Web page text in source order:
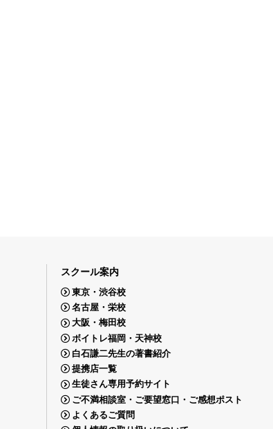
スクール案内
東京・渋谷校
名古屋・栄校
大阪・梅田校
ボイトレ福岡・天神校
白石謙二先生の著書紹介
提携店一覧
生徒さん専用予約サイト
ご不満相談室・ご要望窓口・ご感想ポスト
よくあるご質問